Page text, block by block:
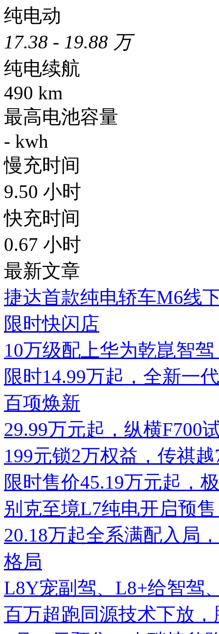
纯电动
17.38 - 19.88 万
纯电续航
490 km
最高电池容量
- kwh
慢充时间
9.50 小时
快充时间
0.67 小时
最新文章
捷达首款纯电轿车M6线
限时快闪店
10万级配上华为乾崑智
限时14.99万起，全新一
百项焕新
29.99万元起，纵横F700
199元锁2万权益，传祺
限时售价45.19万元起，
别克至境L7纯电开启预
20.18万起全系满配入局
格局
L8Y宠副驾、L8+给智驾
百万超跑同源技术下放